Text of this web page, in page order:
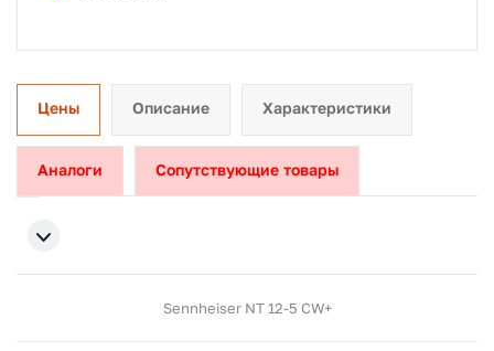
Цены Описание Характеристики
Аналоги Сопутствующие товары
Sennheiser NT 12-5 CW+